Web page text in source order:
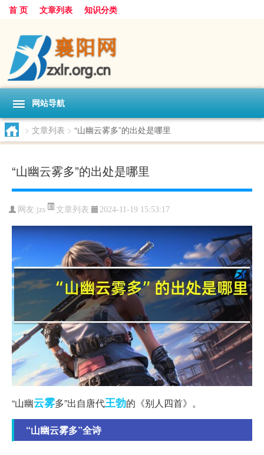
首 页 文章列表 知识分类
网站导航
> 文章列表 > “山幽云雾多”的出处是哪里
“山幽云雾多”的出处是哪里
网友:jzs 文章列表 2024-11-19 15:53:17
“山幽云雾多”出自唐代王勃的《别人四首》。
“山幽云雾多”全诗